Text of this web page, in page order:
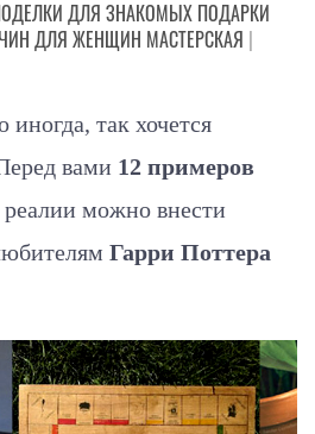
ДЛЯ ЗНАКОМЫХ ПОДАРКИ
ДЛЯ ЖЕНЩИН МАСТЕРСКАЯ |
так хочется
вами 12 примеров
реалии можно внести
Гарри Поттера